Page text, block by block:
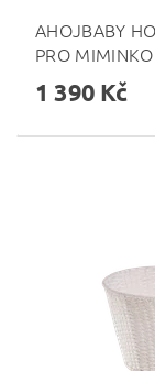
AHOJBABY
PRO
1 390 Kč